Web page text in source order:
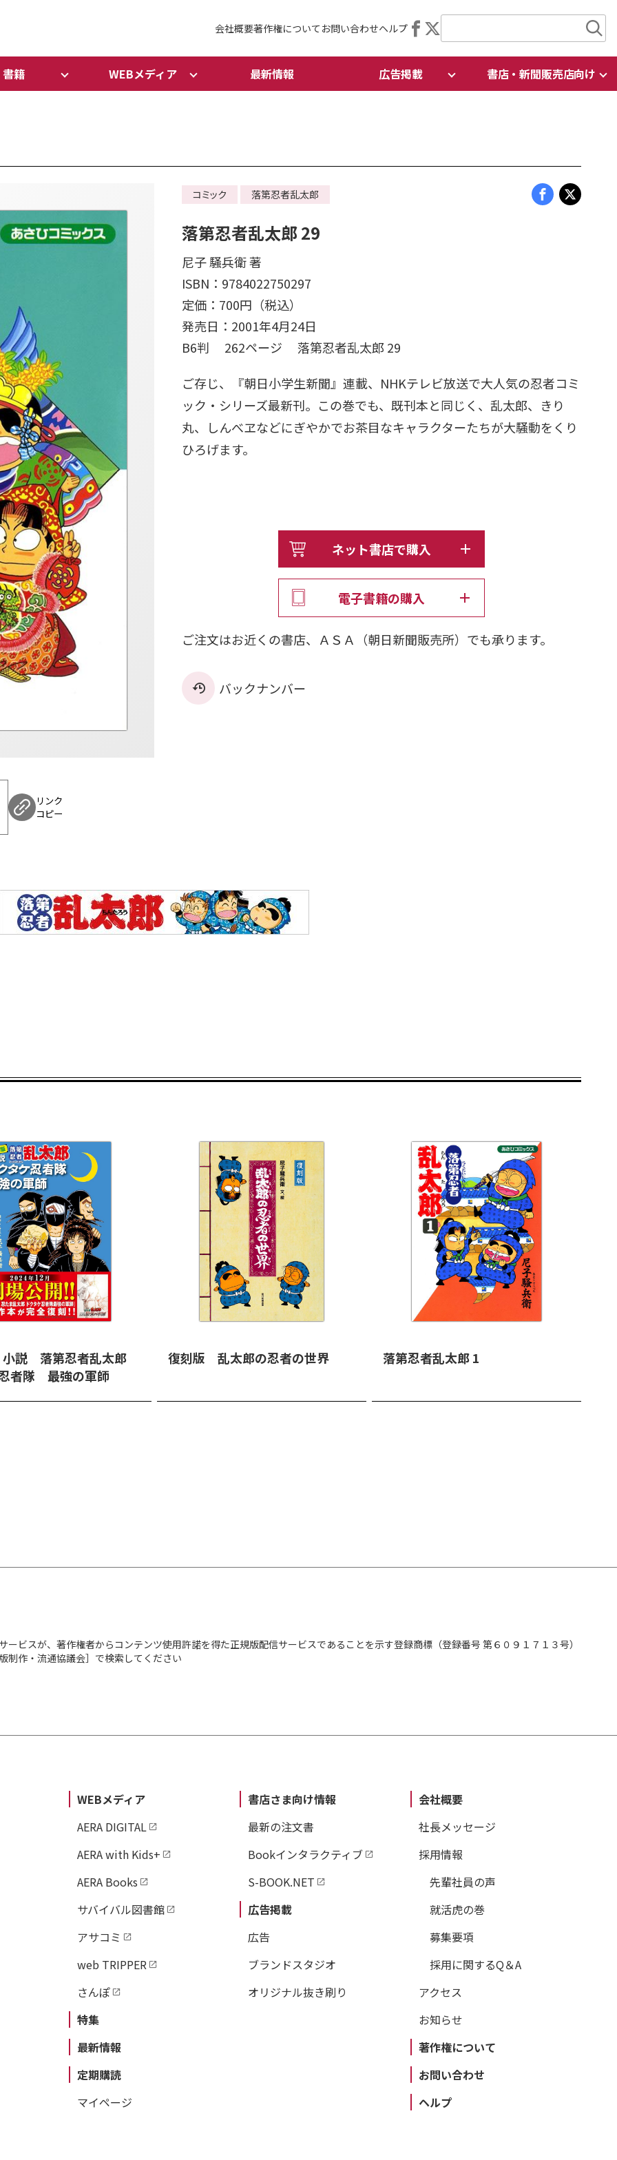
会社概要著作権について お問い合わせヘルプ
書籍 WEBメディア 最新情報 広告掲載 書店・新聞販売店向け
リンク
コピー
コミック 落第忍者乱太郎
落第忍者乱太郎 29
尼子 騒兵衛 著
ISBN：9784022750297
定価：700円（税込）
発売日：2001年4月24日
B6判 262ページ 落第忍者乱太郎 29
ご存じ、『朝日小学生新聞』連載、NHKテレビ放送で大人気の忍者コミ
ック・シリーズ最新刊。この巻でも、既刊本と同じく、乱太郎、きり
丸、しんべヱなどにぎやかでお茶目なキャラクターたちが大騒動をくり
ひろげます。
ネット書店で購入
電子書籍の購入
ご注文はお近くの書店、ＡＳＡ（朝日新聞販売所）でも承ります。
バックナンバー
説 落第忍者乱太郎
者隊 最強の軍師
復刻版 乱太郎の忍者の世界 落第忍者乱太郎 1
ビスが、著作権者からコンテンツ使用許諾を得た正規版配信サービスであることを示す登録商標（登録番号 第６０９１７１３号）
制作・流通協議会］で検索してください
WEBメディア
AERA DIGITAL
AERA with Kids+
AERA Books
サバイバル図書館
アサコミ
web TRIPPER
さんぽ
特集
最新情報
定期購読
マイページ
書店さま向け情報
最新の注文書
Bookインタラクティブ
S-BOOK.NET
広告掲載
広告
ブランドスタジオ
オリジナル抜き刷り
会社概要
社長メッセージ
採用情報
先輩社員の声
就活虎の巻
募集要項
採用に関するQ＆A
アクセス
お知らせ
著作権について
お問い合わせ
ヘルプ